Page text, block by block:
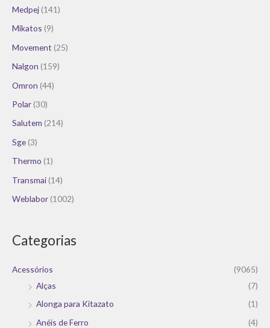
Medpej (141)
Mikatos (9)
Movement (25)
Nalgon (159)
Omron (44)
Polar (30)
Salutem (214)
Sge (3)
Thermo (1)
Transmai (14)
Weblabor (1002)
Categorias
Acessórios
(9065)
Alças
(7)
Alonga para Kitazato
(1)
Anéis de Ferro
(4)